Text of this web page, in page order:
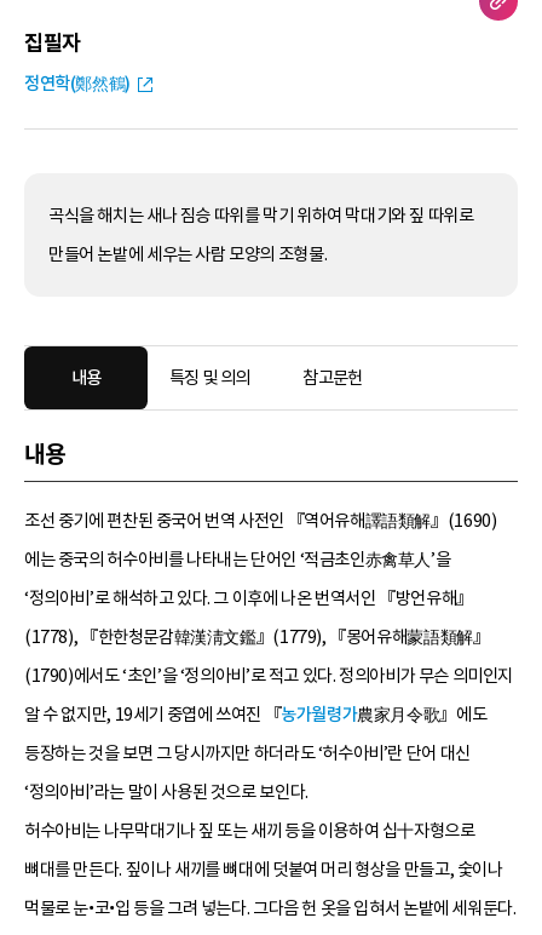
집필자
정연학(鄭然鶴)
곡식을 해치는 새나 짐승 따위를 막기 위하여 막대기와 짚 따위로
만들어 논밭에 세우는 사람 모양의 조형물.
내용 특징 및 의의 참고문헌
내용
조선 중기에 편찬된 중국어 번역 사전인 『역어유해譯語類解』(1690)
에는 중국의 허수아비를 나타내는 단어인 ‘적금초인赤禽草人’을
‘정의아비’로 해석하고 있다. 그 이후에 나온 번역서인 『방언유해』
(1778), 『한한청문감韓漢淸文鑑』(1779), 『몽어유해蒙語類解』
(1790)에서도 ‘초인’을 ‘정의아비’로 적고 있다. 정의아비가 무슨 의미인지
알 수 없지만, 19세기 중엽에 쓰여진 『농가월령가農家月令歌』에도
등장하는 것을 보면 그 당시까지만 하더라도 ‘허수아비’란 단어 대신
‘정의아비’라는 말이 사용된 것으로 보인다.
허수아비는 나무막대기나 짚 또는 새끼 등을 이용하여 십十자형으로
뼈대를 만든다. 짚이나 새끼를 뼈대에 덧붙여 머리 형상을 만들고, 숯이나
먹물로 눈•코•입 등을 그려 넣는다. 그다음 헌 옷을 입혀서 논밭에 세워둔다.